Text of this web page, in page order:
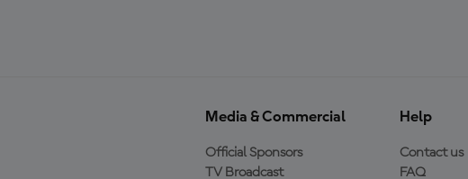
Media & Commercial
Official Sponsors
TV Broadcast
Help
Contact us
FAQ